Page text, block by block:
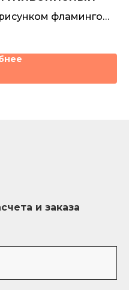
фламинго
и заказа